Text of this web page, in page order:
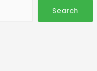
Search